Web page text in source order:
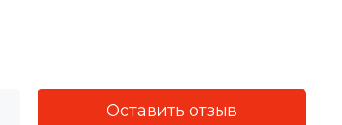
Оставить отзыв